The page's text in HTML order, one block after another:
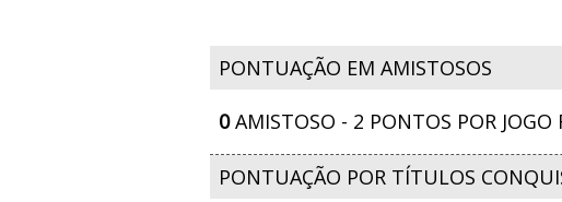
PONTUAÇÃO EM AMISTOSOS
0AMISTOSO - 2 PONTOS POR JOGO
PONTUAÇÃO POR TÍTULOS